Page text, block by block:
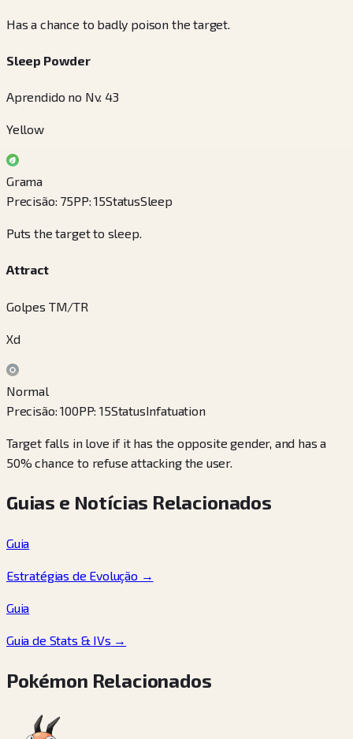
Has a chance to badly poison the target.
Sleep Powder
Aprendido no Nv. 43
Yellow
Grama
Precisão: 75PP:15StatusSleep
Puts the target to sleep.
Attract
Golpes TM/TR
Xd
Normal
Precisão:100PP:15StatusInfatuation
Target falls in love if it has the opposite gender, and has a
50% chance to refuse attacking the user.
Guias e Notícias Relacionados
Guia
Estratégias de Evolução →
Guia
Guia de Stats & IVs →
Pokémon Relacionados